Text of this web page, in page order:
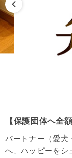
【保護団体へ全
パートナー（愛犬
へ、ハッピーをシ